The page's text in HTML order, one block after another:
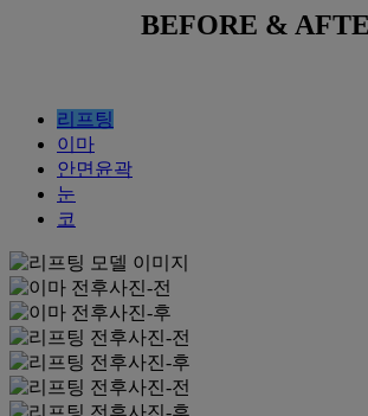
BEFORE &
리프팅
이마
안면윤곽
눈
코